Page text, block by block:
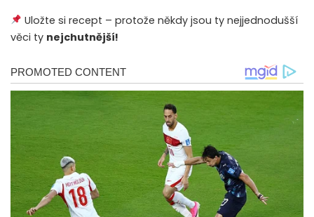
Uložte si recept – protože někdy jsou ty nejjednodušší
věci ty nejchutnější!